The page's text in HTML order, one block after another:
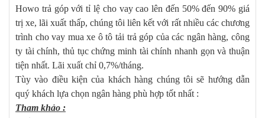
Howo trả góp với tỉ lệ cho vay cao lên đến 50% đến 90% giá
trị xe, lãi xuất thấp, chúng tôi liên kết với rất nhiều các chương
trình cho vay mua xe ô tô tải trả góp của các ngân hàng, công
ty tài chính, thủ tục chứng minh tài chính nhanh gọn và thuận
tiện nhất. Lãi xuất chỉ 0,7%/tháng.
Tùy vào điều kiện của khách hàng chúng tôi sẽ hướng dẫn
quý khách lựa chọn ngân hàng phù hợp tốt nhất :
Tham khảo :